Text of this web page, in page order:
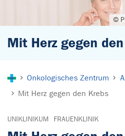
©
Mit Herz gegen
Onkologisches Zentrum
Mit Herz gegen den Krebs
UNIKLINIKUM FRAUENKLINIK